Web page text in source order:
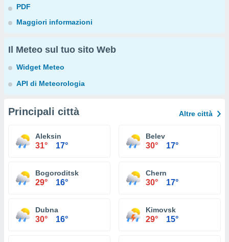
PDF
Maggiori informazioni
Il Meteo sul tuo sito Web
Widget Meteo
API di Meteorologia
Principali città Altre città
Aleksin
31° 17°
Belev
30° 17°
Bogoroditsk
29° 16°
Chern
30° 17°
Dubna
30° 16°
Kimovsk
29° 15°